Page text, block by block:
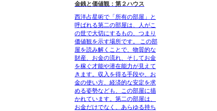
金銭と価値観：第２ハウス
西洋占星術で「所有の部屋」と
呼ばれる第二の部屋は、人がこ
の世で大切にするもの、つまり
価値観を示す場所です。 この部
屋を読み解くことで、物質的な
財産、お金の流れ、そしてお金
を稼ぐ才能や潜在能力が見えて
きます。収入を得る手段や、お
金の使い方、経済的な安定を求
める姿勢なども、この部屋に描
かれています。第二の部屋は、
お金だけでなく、あらゆる持ち